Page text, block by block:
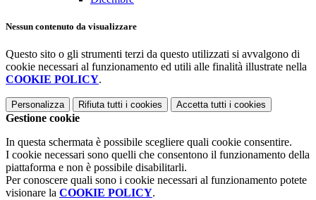
Nessun contenuto da visualizzare
Questo sito o gli strumenti terzi da questo utilizzati si avvalgono di
cookie necessari al funzionamento ed utili alle finalità illustrate nella
COOKIE POLICY.
Personalizza Rifiuta tutti i cookies Accetta tutti i cookies
Gestione cookie
In questa schermata è possibile scegliere quali cookie consentire.
I cookie necessari sono quelli che consentono il funzionamento della
piattaforma e non è possibile disabilitarli.
Per conoscere quali sono i cookie necessari al funzionamento potete
visionare la COOKIE POLICY.